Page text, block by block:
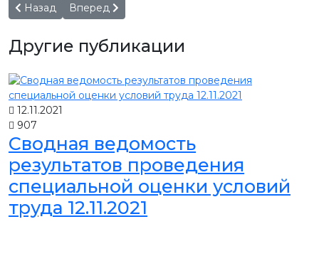
Предыдущий: Важные плюсы сухого молока
Назад Следующий: Встречайте новую линейку
Вперед
Другие публикации
12.11.2021
907
Сводная ведомость
результатов проведения
специальной оценки условий
труда 12.11.2021